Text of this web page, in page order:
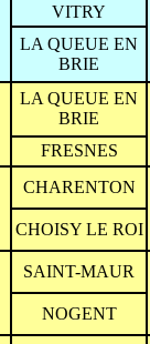
VITRY
LA QUEUE EN
BRIE
LA QUEUE EN
BRIE
FRESNES
CHARENTON
CHOISY LE ROI
SAINT-MAUR
NOGENT